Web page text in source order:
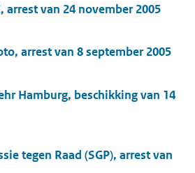
arrest van 24 november 2005
arrest van 8 september 2005
Hamburg, beschikking van 14
tegen Raad (SGP), arrest van